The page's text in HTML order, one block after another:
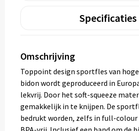
Specificaties
Omschrijving
Toppoint design sportfles van
bidon wordt geproduceerd in
lekvrij. Door het soft-squeeze
gemakkelijk in te knijpen. De
bedrukt worden, zelfs in full-